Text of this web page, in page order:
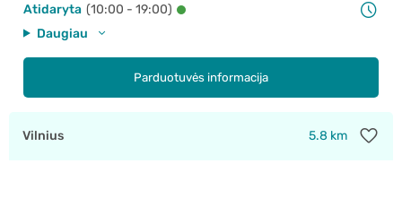
Atidaryta (10:00 - 19:00)
Daugiau
Parduotuvės informacija
Vilnius 5.8 km